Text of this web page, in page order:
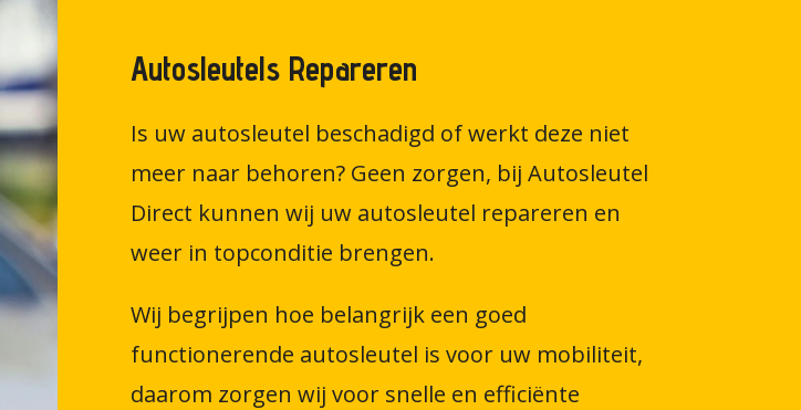
Autosleutels Repareren
Is uw autosleutel beschadigd of werkt deze niet
meer naar behoren? Geen zorgen, bij Autosleutel
Direct kunnen wij uw autosleutel repareren en
weer in topconditie brengen.
Wij begrijpen hoe belangrijk een goed
functionerende autosleutel is voor uw mobiliteit,
daarom zorgen wij voor snelle en efficiënte